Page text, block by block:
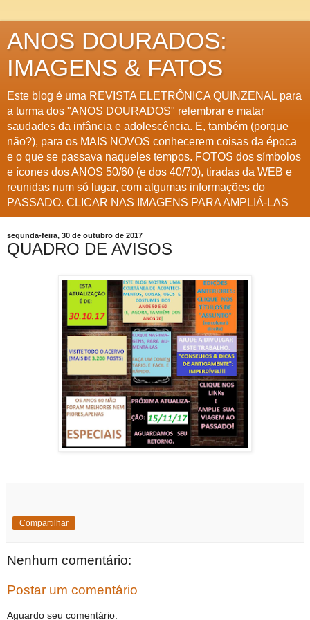
ANOS DOURADOS:
IMAGENS & FATOS
Este blog é uma REVISTA ELETRÔNICA QUINZENAL para
a turma dos "ANOS DOURADOS" relembrar e matar
saudades da infância e adolescência. E, também (porque
não?), para os MAIS NOVOS conhecerem coisas da época
e o que se passava naqueles tempos. FOTOS dos símbolos
e ícones dos ANOS 50/60 (e dos 40/70), tiradas da WEB e
reunidas num só lugar, com algumas informações do
PASSADO. CLICAR NAS IMAGENS PARA AMPLIÁ-LAS
segunda-feira, 30 de outubro de 2017
QUADRO DE AVISOS
Compartilhar
Nenhum comentário:
Postar um comentário
Aguardo seu comentário.